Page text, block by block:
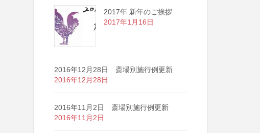
2017年 新年のご挨拶
2017年1月16日
2016年12月28日 斎場別施行例更新
2016年12月28日
2016年11月2日 斎場別施行例更新
2016年11月2日